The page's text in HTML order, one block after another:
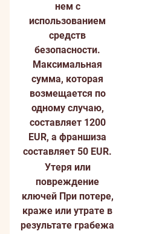
нем с
использованием
средств
безопасности.
Максимальная
сумма, которая
возмещается по
одному случаю,
составляет 1200
EUR, а франшиза
составляет 50 EUR.
Утеря или
повреждение
ключей При потере,
краже или утрате в
результате грабежа